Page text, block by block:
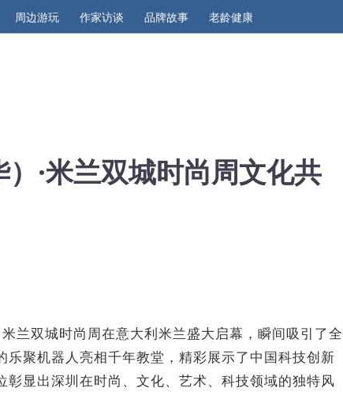
周边游玩 作家访谈 品牌故事 老龄健康
·米兰双城时尚周文化共
米兰双城时尚周在意大利米兰盛大启幕，瞬间吸引 了全
乐聚机器人亮相千年教堂 ，精彩展示了中国科技创新
彰显出深圳在时尚、文化、艺术、科技领域的独特风